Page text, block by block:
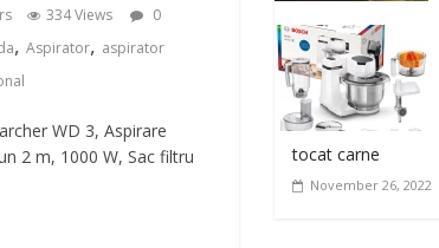
334 Views
0
,Aspirator, aspirator
WD 3, Aspirare
2 m, 1000 W, Sac filtru
tocat carne
November 26, 2022